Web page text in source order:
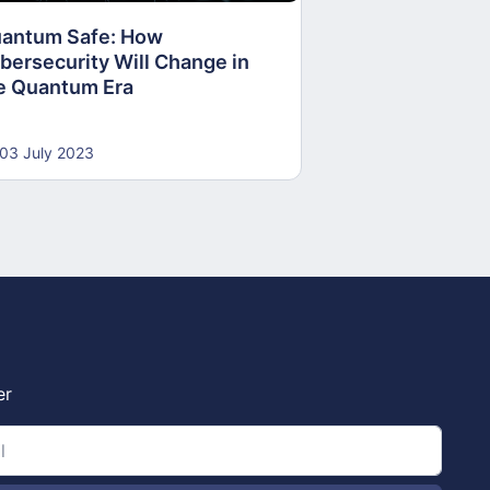
Safe: How
Will Change in
Quantum Era
03 July 2023